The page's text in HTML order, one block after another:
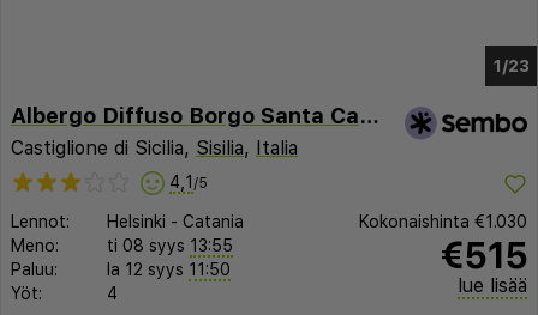
1/19
Albergo Diffuso Borgo Santa Caterina "Quartiere Ebraico"
Castiglione di Sicilia, Sisilia, Italia
4,1 /5
Lennot: Helsinki - Catania
Meno:
ti 08 syys 13:55
Paluu:
la 12 syys 11:50
Yöt:
4
Kokonaishinta €1.030
€515
lue lisää